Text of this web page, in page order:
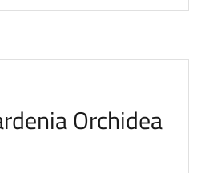
Orchidea